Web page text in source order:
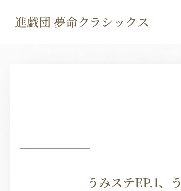
進戯団 夢命クラシックス
うみステEP.1、